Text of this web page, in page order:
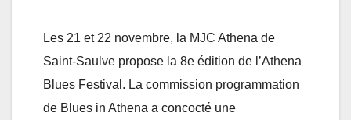
Les 21 et 22 novembre, la MJC Athena de
Saint-Saulve propose la 8e édition de l’Athena
Blues Festival. La commission programmation
de Blues in Athena a concocté une